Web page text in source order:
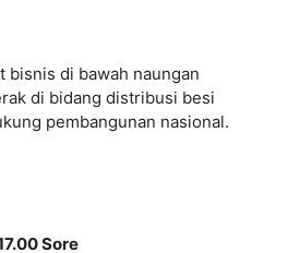
bisnis di bawah naungan
di bidang distribusi besi
pembangunan nasional.
Sore